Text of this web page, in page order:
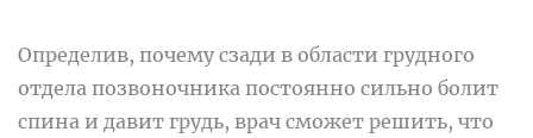
Определив, почему сзади в области грудного
отдела позвоночника постоянно сильно болит
спина и давит грудь, врач сможет решить, что